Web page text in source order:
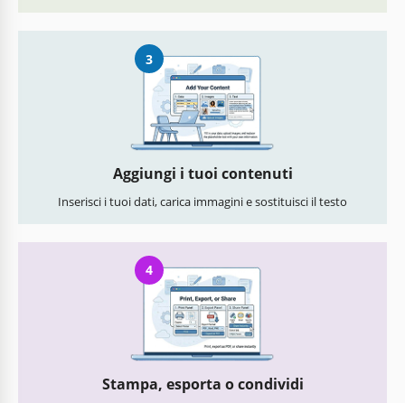
3
Aggiungi i tuoi contenuti
Inserisci i tuoi dati, carica immagini e sostituisci il testo
4
Stampa, esporta o condividi